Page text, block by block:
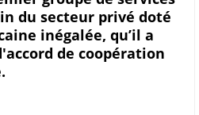
du secteur privé doté
inégalée, qu’il a
de coopération